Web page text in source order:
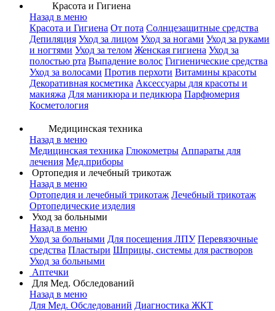
Красота и Гигиена
Назад в меню
Красота и Гигиена От пота Солнцезащитные средства
Депиляция Уход за лицом Уход за ногами Уход за руками
и ногтями Уход за телом Женская гигиена Уход за
полостью рта Выпадение волос Гигиенические средства
Уход за волосами Против перхоти Витамины красоты
Декоративная косметика Аксессуары для красоты и
макияжа Для маникюра и педикюра Парфюмерия
Косметология
Медицинская техника
Назад в меню
Медицинская техника Глюкометры Аппараты для
лечения Мед.приборы
Ортопедия и лечебный трикотаж
Назад в меню
Ортопедия и лечебный трикотаж Лечебный трикотаж
Ортопедические изделия
Уход за больными
Назад в меню
Уход за больными Для посещения ЛПУ Перевязочные
средства Пластыри Шприцы, системы для растворов
Уход за больными
Аптечки
Для Мед. Обследований
Назад в меню
Для Мед. Обследований Диагностика ЖКТ